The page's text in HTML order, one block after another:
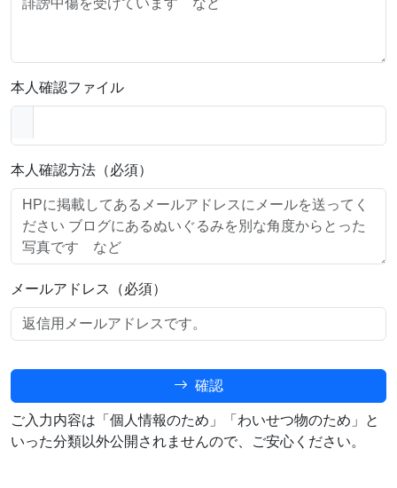
本人確認ファイル
本人確認方法（必須）
メールアドレス（必須）
確認
ご入力内容は「個人情報のため」「わいせつ物のため」と
いった分類以外公開されませんので、ご安心ください。